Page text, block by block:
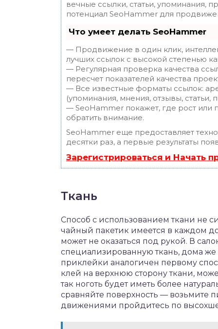
вечные ссылки, статьи, упоминания,
потенциал SeoHammer для
Что умеет делать SeoHammer
— Продвижение в один клик,
лучших ссылок с высокой степенью
— Регулярная проверка качества
пересчет показателей качества
— Все известные форматы ссылок:
(упоминания, мнения, отзывы, статьи,
— SeoHammer покажет, где рост или
обратить внимание.
SeoHammer еще предоставляет
десятки раз, а первые результаты
Зарегистрироваться и Начать
Ткань
Способ с использованием ткани не
чайный пакетик имеется в каждом
может не оказаться под рукой. В
специализированную ткань, дома
приклейки аналогичен первому
клей на верхнюю сторону ткани,
так ноготь будет иметь более
сравняйте поверхность — возьмите
движениями пройдитесь по